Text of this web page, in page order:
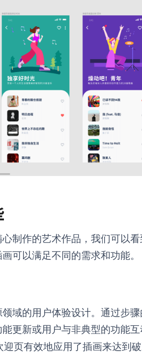
制作的艺术作品，我们可以
可以满足不同的需求和功能。
域的用户体验设计。通过步
更新或用户与非典型的功能
迎页有效地应用了插画来达到